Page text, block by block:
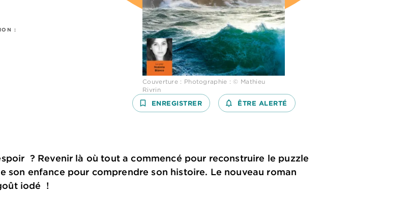
:
Couverture : Photographie : © Mathieu
Rivrin
bookmark_border ENREGISTRER notifications_none_outlined
ÊTRE ALERTÉ
? Revenir là où tout a commencé pour reconstruire le puzzle
son enfance pour comprendre son histoire. Le nouveau roman
iodé !